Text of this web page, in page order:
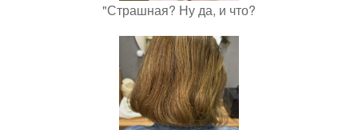
"Страшная? Ну да, и что?